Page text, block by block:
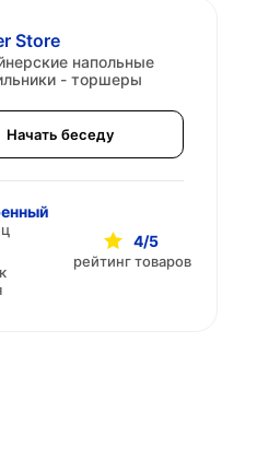
Store
напольные
- торшеры
Начать беседу
4/5
рейтинг товаров